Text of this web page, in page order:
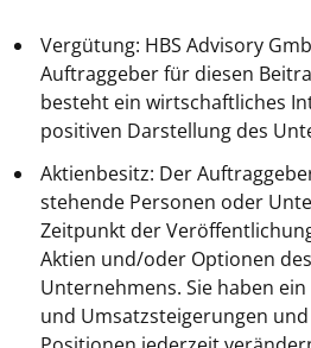
Vergütung: HBS Advisory
Auftraggeber für diesen
besteht ein wirtschaftliches
positiven Darstellung des
Aktienbesitz: Der
stehende Personen oder
Zeitpunkt der
Aktien und/oder Optionen
Unternehmens. Sie haben
und Umsatzsteigerungen